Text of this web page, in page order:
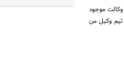
موجود
تیم وکیل من